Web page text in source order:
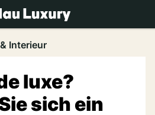
Interieur
luxe?
sich ein